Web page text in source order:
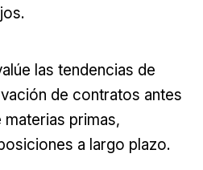
las tendencias de
de contratos antes
primas,
a largo plazo.